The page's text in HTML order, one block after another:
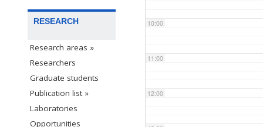
RESEARCH
Research areas »
Researchers
Graduate students
Publication list »
Laboratories
Opportunities
10:00
11:00
12:00